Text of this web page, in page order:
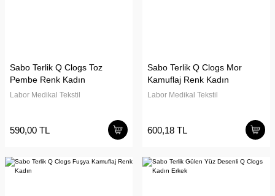
Sabo Terlik Q Clogs Toz
Pembe Renk Kadın
Labor Medikal Tekstil
590,00 TL
Sabo Terlik Q Clogs Mor
Kamuflaj Renk Kadın
Labor Medikal Tekstil
600,18 TL